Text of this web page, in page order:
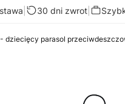
30 dni zwrot|
- dziecięcy parasol